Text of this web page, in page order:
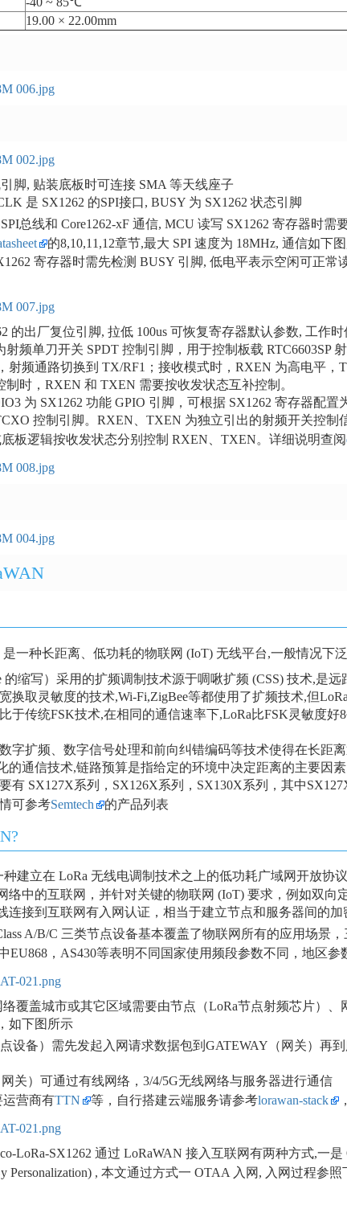
19.00 × 22.00mm
脚, 贴装底板时可连接 SMA 等天线座子
是 SX1262 的SPI接口, BUSY 为 SX1262 状态引脚
总线和 Core1262-xF 通信, MCU 读写 SX1262 寄存器时需
的8,10,11,12章节,最大 SPI 速度为 18MHz, 通信如下
寄存器时需先检测 BUSY 引脚, 低电平表示空闲可正常
的出厂复位引脚, 拉低 100us 可恢复寄存器默认参数, 工作
频单刀开关 SPDT 控制引脚，用于控制板载 RTC6603SP
射频通路切换到 TX/RF1；接收模式时，RXEN 为高电平，
制时，RXEN 和 TXEN 需要按收发状态互补控制。
为 SX1262 功能 GPIO 引脚，可根据 SX1262 寄存器配置
控制引脚。RXEN、TXEN 为独立引出的射频开关控制
板逻辑按收发状态分别控制 RXEN、TXEN。详细说明查阅
是一种长距离、低功耗的物联网 (IoT) 无线平台,一般情况下
的缩写）采用的扩频调制技术源于啁啾扩频 (CSS) 技术,是
换取灵敏度的技术,Wi-Fi,ZigBee等都使用了扩频技术,但
于传统FSK技术,在相同的通信速率下,LoRa比FSK灵敏度好
字扩频、数字信号处理和前向纠错编码等技术使得在长距
的通信技术,链路预算是指给定的环境中决定距离的主要因
有 SX127X系列，SX126X系列，SX130X系列，其中
可参考Semtech 的产品列表
建立在 LoRa 无线电调制技术之上的低功耗广域网开放协
络中的互联网，并针对关键的物联网 (IoT) 要求，例如双向
连接到互联网有入网认证，相当于建立节点和服务器间的加
A/B/C 三类节点设备基本覆盖了物联网所有的应用场景
EU868，AS430等表明不同国家使用频段参数不同，地区参
络覆盖城市或其它区域需要由节点（LoRa节点射频芯片）、
如下图所示
设备）需先发起入网请求数据包到GATEWAY（网关）再
关）可通过有线网络，3/4/5G无线网络与服务器进行通信
运营商有TTN 等，自行搭建云端服务请参考lorawan-stack
LoRa-SX1262 通过 LoRaWAN 接入互联网有两种方式,一
Personalization) , 本文通过方式一 OTAA 入网, 入网过程参